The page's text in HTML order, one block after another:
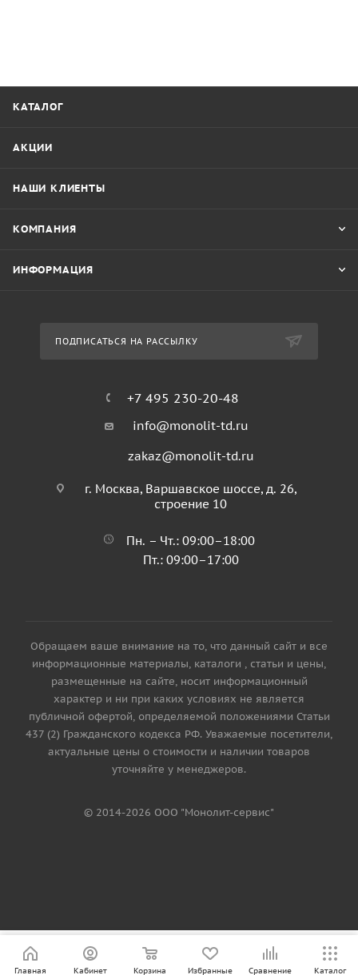
КАТАЛОГ
АКЦИИ
НАШИ КЛИЕНТЫ
КОМПАНИЯ
ИНФОРМАЦИЯ
ПОДПИСАТЬСЯ НА РАССЫЛКУ
+7 495 230-20-48
info@monolit-td.ru
zakaz@monolit-td.ru
г. Москва, Варшавское шоссе, д. 26,
строение 10
Пн. – Чт.: 09:00–18:00
Пт.: 09:00–17:00
Обращаем ваше внимание на то, что данный сайт и все
информационные материалы, каталоги , статьи и цены,
размещенные на сайте, носит информационный
характер и ни при каких условиях не является
публичной офертой, определяемой положениями Статьи
437 (2) Гражданского кодекса РФ. Уважаемые посетители,
актуальные цены о стоимости и наличии товаров
уточняйте у менеджеров.
© 2014-2026 ООО "Монолит-сервис"
Главная Кабинет Корзина Избранные Сравнение Каталог